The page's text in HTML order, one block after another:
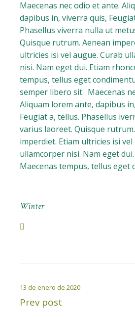
Maecenas nec odio et ante.
dapibus in, viverra quis,
Phasellus viverra nulla ut
Quisque rutrum. Aenean
ultricies isi vel augue. Curab
nisi. Nam eget dui. Etiam
tempus, tellus eget
semper libero sit. Maecenas
Aliquam lorem ante, dapibus
Feugiat a, tellus. Phasellus
varius laoreet. Quisque
imperdiet. Etiam ultricies isi
ullamcorper nisi. Nam eget
Maecenas tempus, tellus eget
Winter
13 de enero de 2020
Prev post